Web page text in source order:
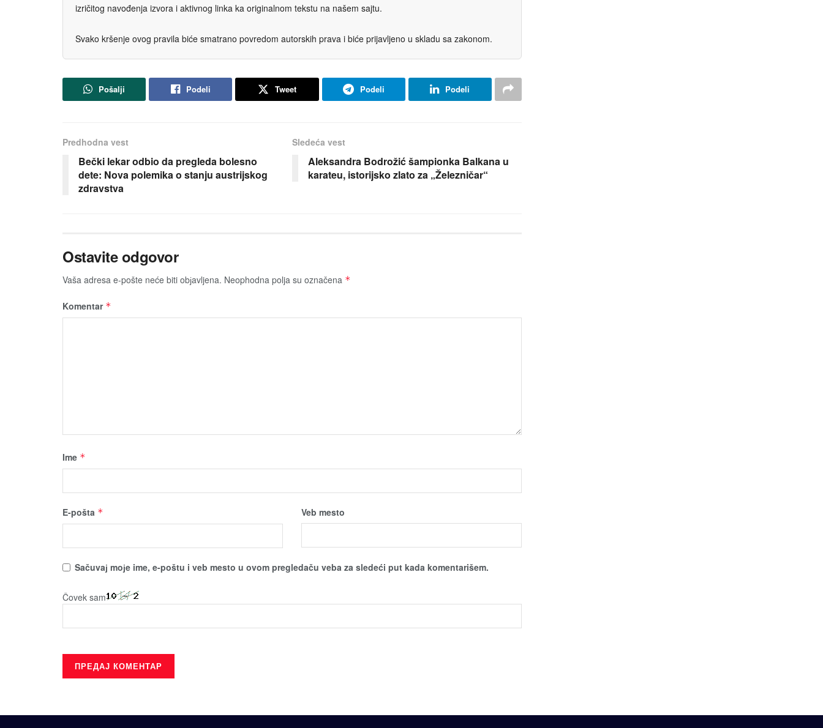
izričitog navođenja izvora i aktivnog linka ka originalnom tekstu na našem sajtu.
Svako kršenje ovog pravila biće smatrano povredom autorskih prava i biće prijavljeno u skladu sa zakonom.
Pošalji Podeli Tweet Podeli Podeli
Predhodna vest
Bečki lekar odbio da pregleda bolesno
dete: Nova polemika o stanju austrijskog
zdravstva
Sledeća vest
Aleksandra Bodrožić šampionka Balkana u
karateu, istorijsko zlato za „Železničar“
Ostavite odgovor
Vaša adresa e-pošte neće biti obјavljena. Neophodna polja su označena *
Komentar *
Ime *
E-pošta * Veb mesto
Sačuvaј moјe ime, e-poštu i veb mesto u ovom pregledaču veba za sledeći put kada komentarišem.
Čovek sam